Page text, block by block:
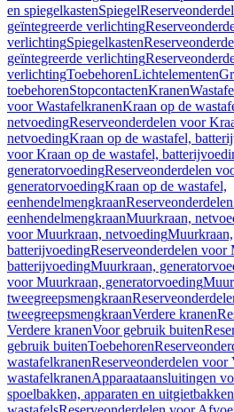
en spiegelkastenSpiegel
geïntegreerde verlichting
verlichtingSpiegelkasten
geïntegreerde verlichting
verlichtingToebehorenLichtelementen
toebehorenStopcontactenKranen
voor WastafelkranenKraan op de
netvoedingReserveonderdelen voor
netvoedingKraan op de wastafel,
voor Kraan op de wastafel,
generatorvoedingReserveonderdelen
generatorvoedingKraan op de wastafel,
eenhendelmengkraan
eenhendelmengkraanMuurkraan,
voor Muurkraan, netvoedingMuurkraan,
batterijvoedingReserveonderdelen voor
batterijvoedingMuurkraan,
voor Muurkraan, generatorvoeding
tweegreepsmengkraan
tweegreepsmengkraanVerdere kranen
Verdere kranenVoor gebruik buiten
gebruik buitenToebehoren
wastafelkranenReserveonderdelen voor
wastafelkranenApparaataansluitingen
spoelbakken, apparaten en uitgietbakken